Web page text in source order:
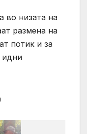
во низата на
размена на
потик и за
идни